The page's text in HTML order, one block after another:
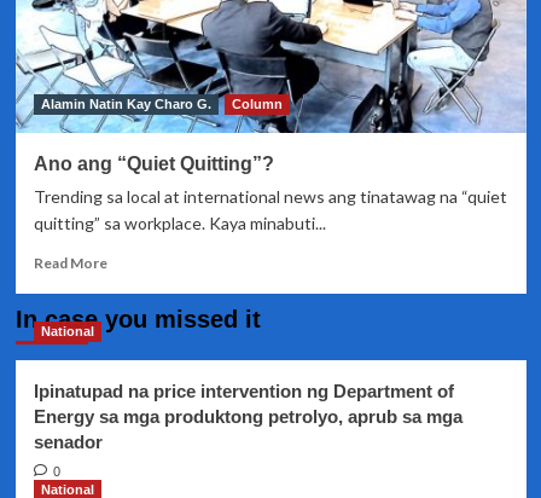
Alamin Natin Kay Charo G. Column
Ano ang “Quiet Quitting”?
Trending sa local at international news ang tinatawag na “quiet
quitting” sa workplace. Kaya minabuti...
Read MoreRead
Ano
Quitting”?
In case you missed it
National
Ipinatupad na price intervention ng Department of
Energy sa mga produktong petrolyo, aprub sa mga
senador
0
National